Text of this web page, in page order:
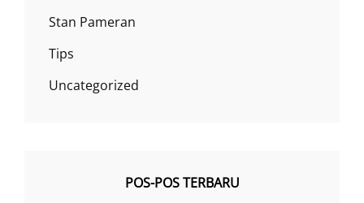
Stan Pameran
Tips
Uncategorized
POS-POS TERBARU